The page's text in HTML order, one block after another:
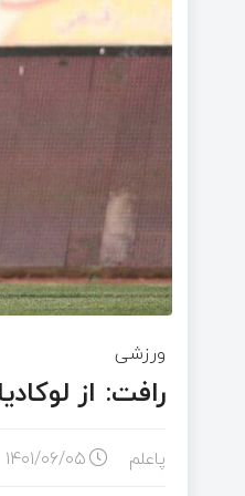
ورزشی
رافت: از
پاعلم ۱۴۰۱/۰۶/۰۵